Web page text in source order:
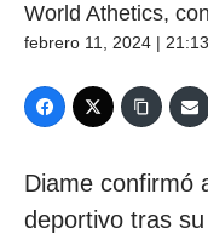
World Athetics,
febrero 11, 2024 | 21:13
Diame confirmó
deportivo tras